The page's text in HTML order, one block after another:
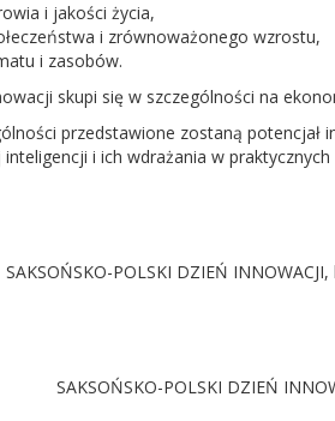
i jakości życia,
i zrównoważonego wzrostu,
i zasobów.
skupi się w szczególności na
przedstawione zostaną
inteligencji i ich wdrażania w
SAKSOŃSKO-POLSKI DZIEŃ
SAKSOŃSKO-POLSKI DZIEŃ